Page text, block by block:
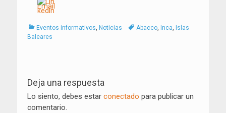
Categorías
Eventos informativos Noticias TagsAbacco Inca Islas
Baleares
de
entradas
Deja una respuesta
Lo siento, debes estar conectado para publicar un
comentario.